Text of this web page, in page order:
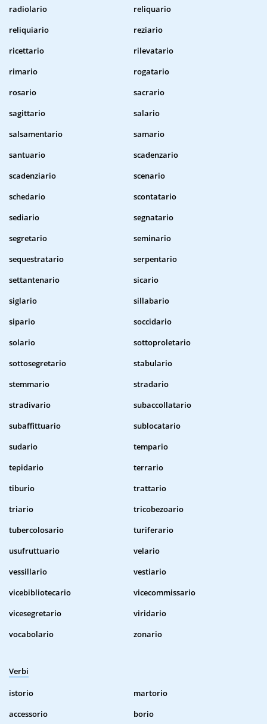
radiolario
reliquario
reliquiario
reziario
ricettario
rilevatario
rimario
rogatario
rosario
sacrario
sagittario
salario
salsamentario
samario
santuario
scadenzario
scadenziario
scenario
schedario
scontatario
sediario
segnatario
segretario
seminario
sequestratario
serpentario
settantenario
sicario
siglario
sillabario
sipario
soccidario
solario
sottoproletario
sottosegretario
stabulario
stemmario
stradario
stradivario
subaccollatario
subaffittuario
sublocatario
sudario
tempario
tepidario
terrario
tiburio
trattario
triario
tricobezoario
tubercolosario
turiferario
usufruttuario
velario
vessillario
vestiario
vicebibliotecario
vicecommissario
vicesegretario
viridario
vocabolario
zonario
Verbi
istorio
martorio
accessorio
borio